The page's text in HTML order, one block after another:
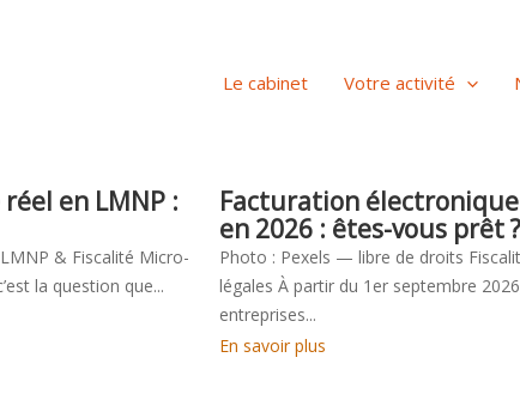
Le cabinet Votre activité
en LMNP :
& Fiscalité Micro-
la question que...
Facturation
en 2026 : êtes-vous prêt ?
Photo : Pexels — libre de droits
légales À partir du 1er septembre
entreprises...
En savoir plus